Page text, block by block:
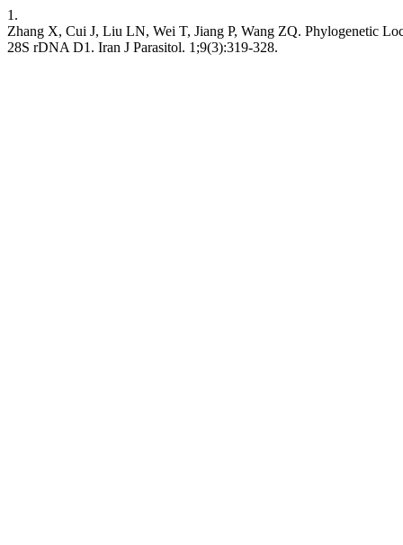
1.
Zhang X, Cui J, Liu LN, Wei T, Jiang P, Wang ZQ. Phylogenetic
28S rDNA D1. Iran J Parasitol. 1;9(3):319-328.